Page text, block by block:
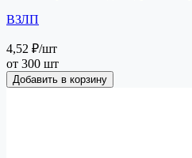
ВЗЛП
4,52 ₽/шт
от 300 шт
Добавить в корзину